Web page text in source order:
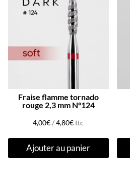
Fraise flamme tornado
rouge 2,3 mm N°124
4,00€/4,80€ttc
Ajouter au panier